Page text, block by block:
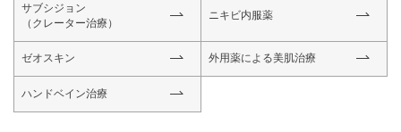
サブシジョン
（クレーター治療）
ニキビ内服薬
ゼオスキン 外用薬による美肌治療
ハンドベイン治療